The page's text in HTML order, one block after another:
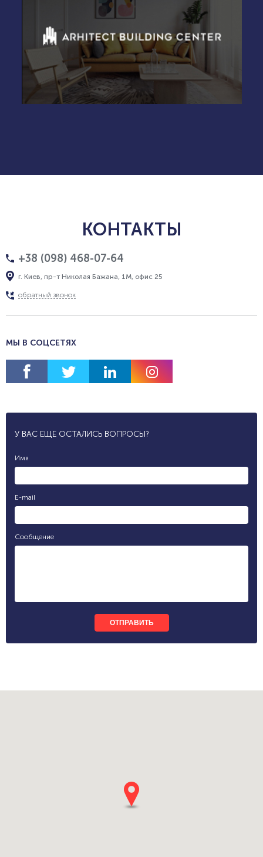
КОНТАКТЫ
+38 (098) 468-07-64
г. Киев, пр-т Николая Бажана, 1М, офис 25
обратный звонок
МЫ В СОЦСЕТЯХ
У ВАС ЕЩЕ ОСТАЛИСЬ ВОПРОСЫ?
Имя
E-mail
Сообщение
ОТПРАВИТЬ